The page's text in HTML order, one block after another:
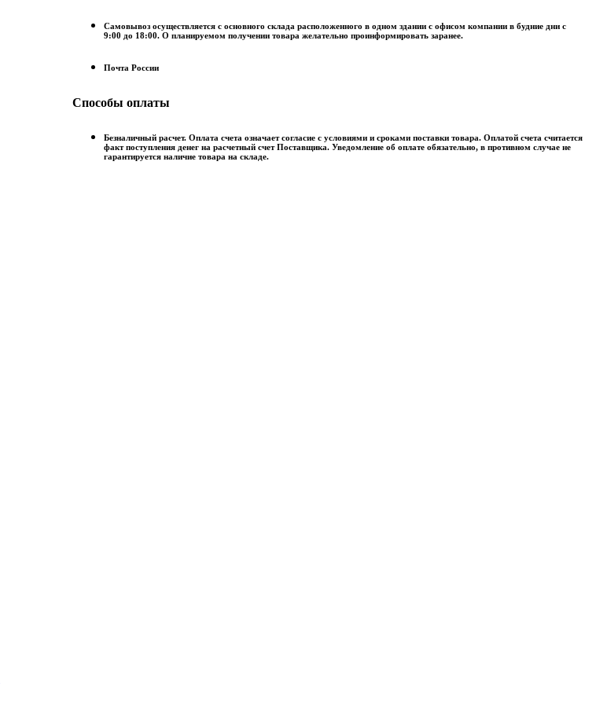
Самовывоз осуществляется с основного склада расположенного в одном здании с офисом компании в будние дни с
9:00 до 18:00. О планируемом получении товара желательно проинформировать заранее.
Почта России
Способы оплаты
Безналичный расчет. Оплата счета означает согласие с условиями и сроками поставки товара. Оплатой счета считается
факт поступления денег на расчетный счет Поставщика. Уведомление об оплате обязательно, в противном случае не
гарантируется наличие товара на складе.